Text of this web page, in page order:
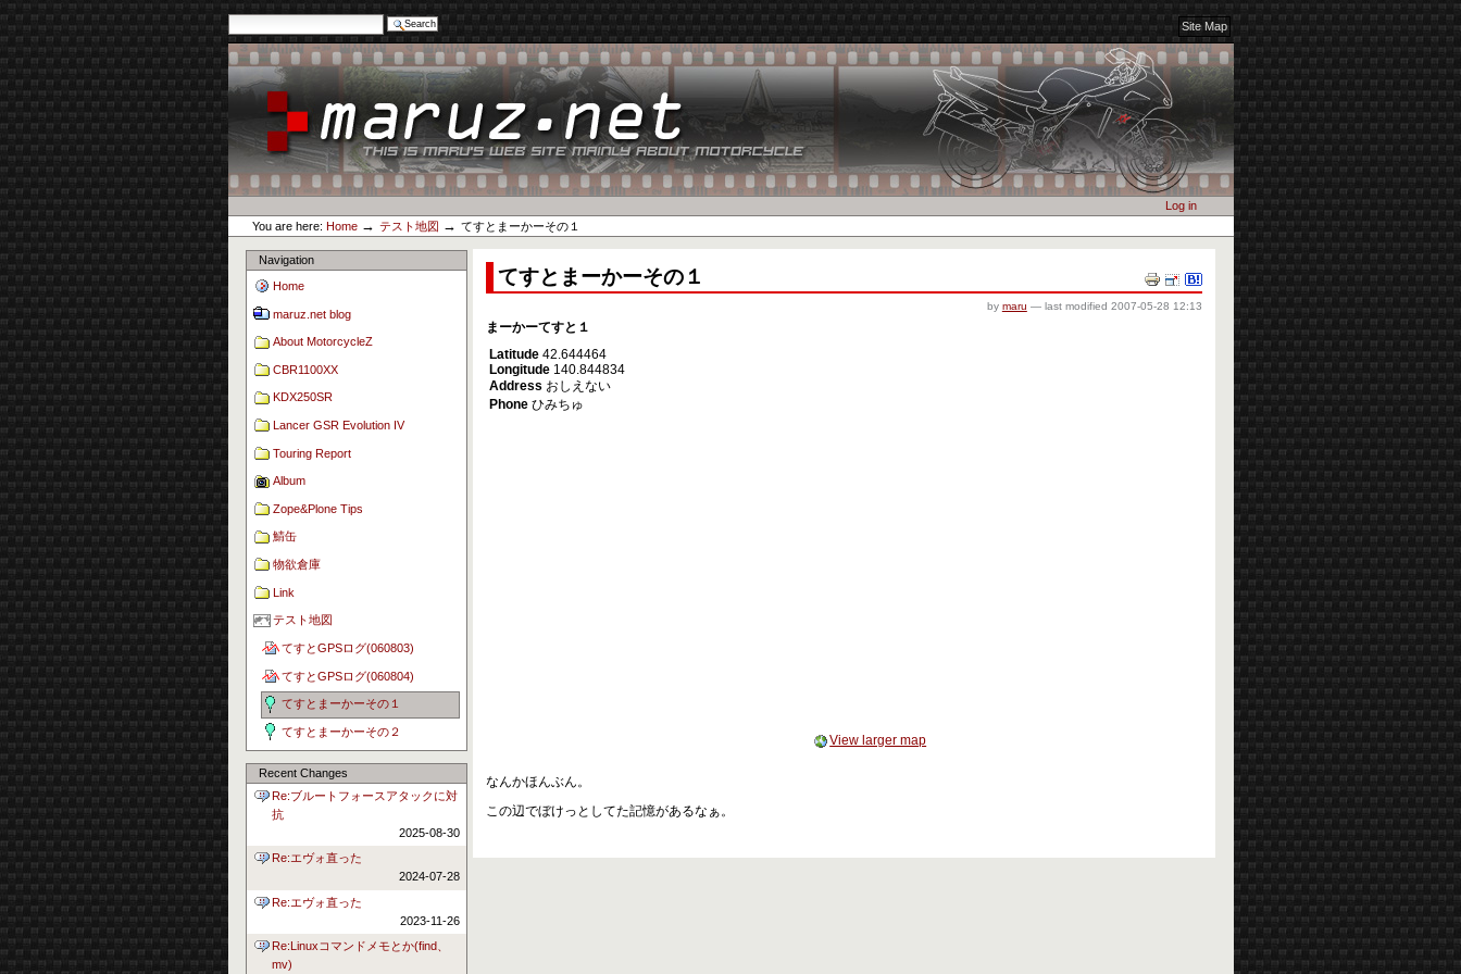
Advanced Search…
Site Map
Skip
to
content.
Skip
to
navigation
maruz.net
Personal
tools
Log in
You are here: Home → テスト地図 → てすとまーかーその１
Navigation
Home
maruz.net blog
About MotorcycleZ
CBR1100XX
KDX250SR
Lancer GSR Evolution IV
Touring Report
Album
Zope&Plone Tips
鯖缶
物欲倉庫
Link
テスト地図
てすとGPSログ(060803)
てすとGPSログ(060804)
てすとまーかーその１
てすとまーかーその２
Recent Changes
Re:ブルートフォースアタックに対
抗
2025-08-30
Re:エヴォ直った
2024-07-28
Re:エヴォ直った
2023-11-26
Re:Linuxコマンドメモとか(find、
mv)
Document
Actions
てすとまーかーその１
by maru — last modified 2007-05-28 12:13
まーかーてすと１
Latitude 42.644464
Longitude 140.844834
Address おしえない
Phone ひみちゅ
View larger map
なんかほんぶん。
この辺でぼけっとしてた記憶があるなぁ。